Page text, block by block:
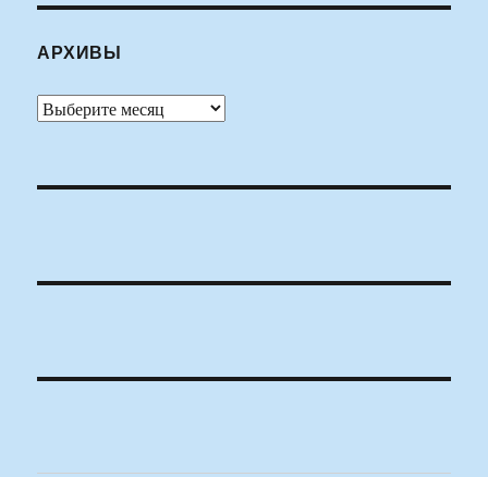
АРХИВЫ
Архивы